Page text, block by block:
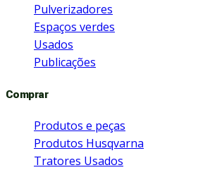
Pulverizadores
Espaços verdes
Usados
Publicações
Comprar
Produtos e peças
Produtos Husqvarna
Tratores Usados